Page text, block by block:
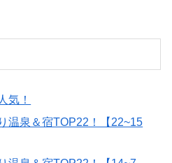
気！
温泉＆宿TOP22！【22~15